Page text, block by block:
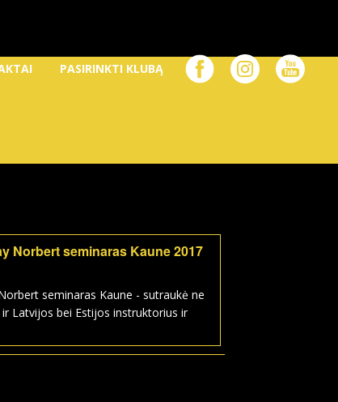
PASIRINKTI KLUBĄ
Norbert seminaras Kaune 2017
seminaras Kaune - sutraukė ne
Latvijos bei Estijos instruktorius ir